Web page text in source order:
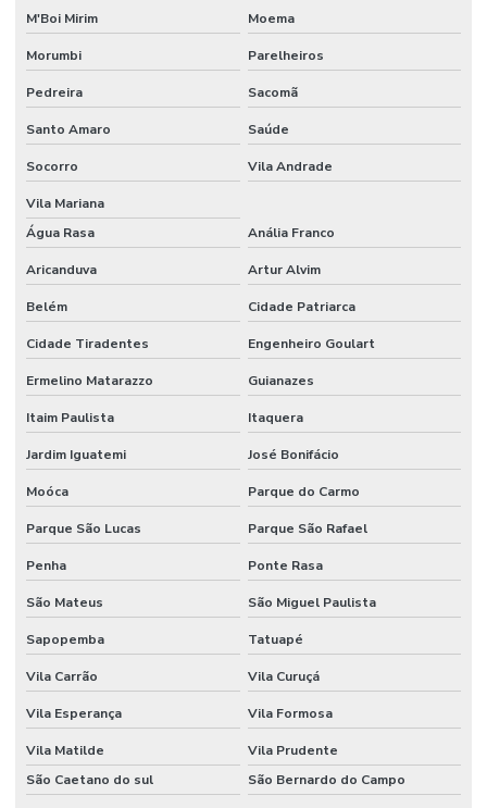
Etiquetas Tag Adesivas Com Cola Para Roupas
Etiquetas Tag De Roupas Com Furinho
Etiquetas Tag Para Impressoras Argox
Etiquetas Tag Para Roupas
Etiquetas Tag Para Roupas Em Santa Catarina
Etiquetas Tag Para Roupas No Rio Grande Do Sul
Fornecedor De Etiqueta De Gondola No Rio Grande Do Sul
Fornecedor De Etiqueta Nylon Resinado
Fornecedor De Etiqueta Nylon Resinado Santa Catarina
Fornecedor De Etiquetas Adesivas Paraná
Fornecedor De Etiquetas Adesivas Sul
Fornecedor De Etiquetas Com Cola Hotmelt
Fornecedor De Etiquetas No Rio Grande Do Sul
Fornecedor De Etiquetas Térmicas Adesivas Em Minas Gerais
Fornecedor De Ribbon Cera No Paraná
Fornecedor Ribbon Cera 110x74 Em Minas Gerais
M'Boi Mirim Moema
Morumbi Parelheiros
Pedreira Sacomã
Santo Amaro Saúde
Socorro Vila Andrade
Vila Mariana
Água Rasa
Anália Franco
Aricanduva Artur Alvim
Belém Cidade Patriarca
Cidade Tiradentes Engenheiro Goulart
Ermelino Matarazzo Guianazes
Itaim Paulista Itaquera
Jardim Iguatemi José Bonifácio
Moóca Parque do Carmo
Parque São Lucas Parque São Rafael
Penha Ponte Rasa
São Mateus São Miguel Paulista
Sapopemba Tatuapé
Vila Carrão Vila Curuçá
Vila Esperança Vila Formosa
Vila Matilde
Vila Prudente
São Caetano do sul
São Bernardo do Campo